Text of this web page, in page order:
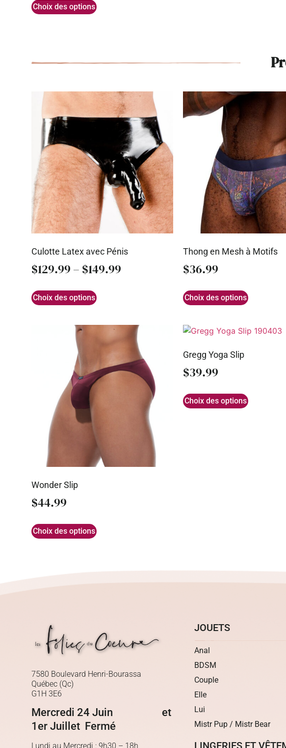
Choix des options
Culotte Latex avec Pénis
$129.99 – $149.99
Choix des options
Thong en Mesh à Motifs
$36.99
Choix des options
Wonder Slip
$44.99
Choix des options
Gregg Yoga Slip
$39.99
Choix des options
7580 Boulevard Henri-Bourassa
Québec (Qc)
G1H 3E6
Mercredi 24 Juin et
1er Juillet Fermé
Lundi au Mercredi : 9h30 – 18h
JOUETS
Anal
BDSM
Couple
Elle
Lui
Mistr Pup / Mistr Bear
LINGERIES ET